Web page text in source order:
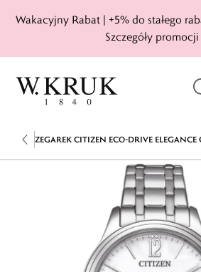
Wakacyjny Rabat | +5% do stałego
Szczegóły promocji
ZEGAREK CITIZEN ECO-DRIVE ELEGANCE